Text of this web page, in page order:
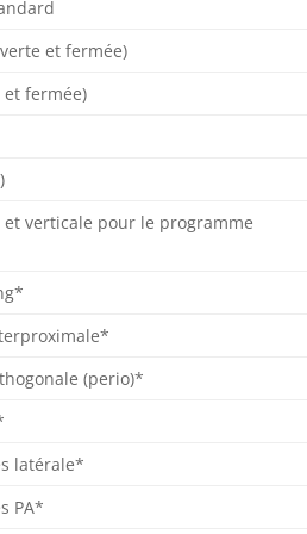
et fermée)
et fermée)
verticale pour le programme
(perio)*
latérale*
PA*